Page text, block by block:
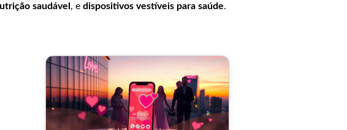
saudável , edispositivos vestíveis para saúde.